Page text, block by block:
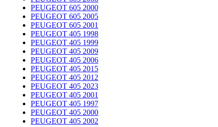
PEUGEOT 605 2000
PEUGEOT 605 2005
PEUGEOT 605 2001
PEUGEOT 405 1998
PEUGEOT 405 1999
PEUGEOT 405 2009
PEUGEOT 405 2006
PEUGEOT 405 2015
PEUGEOT 405 2012
PEUGEOT 405 2023
PEUGEOT 405 2001
PEUGEOT 405 1997
PEUGEOT 405 2000
PEUGEOT 405 2002